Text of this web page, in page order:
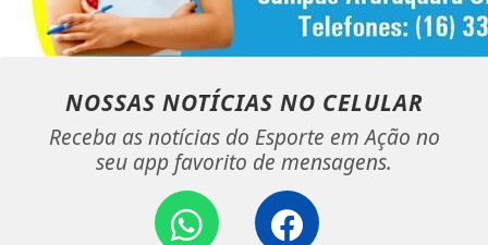
NOSSAS NOTÍCIAS NO CELULAR
Receba as notícias do Esporte em Ação no
seu app favorito de mensagens.